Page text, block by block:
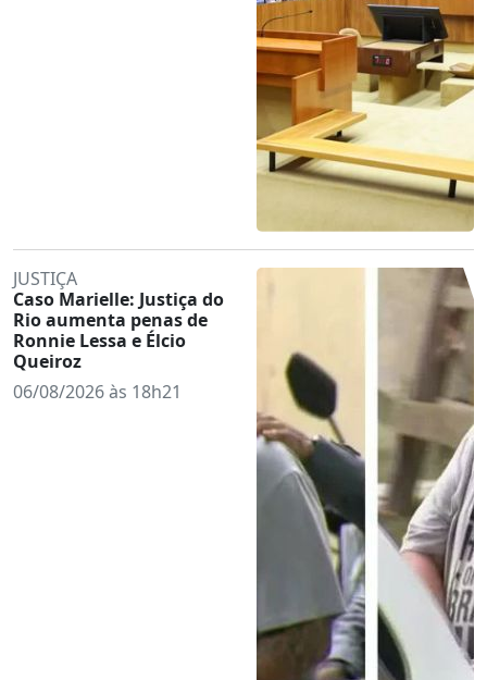
JUSTIÇA
Caso Marielle: Justiça do
Rio aumenta penas de
Ronnie Lessa e Élcio
Queiroz
06/08/2026 às 18h21